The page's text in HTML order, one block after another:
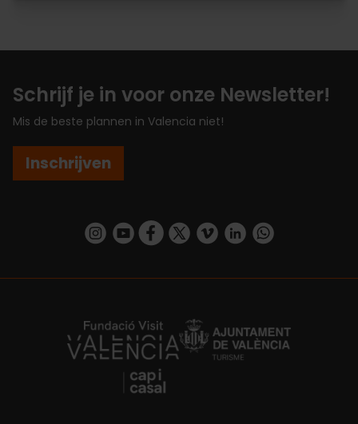
Schrijf je in voor onze Newsletter!
Mis de beste plannen in Valencia niet!
Inschrijven
https://www.instagram.com/visit_valencia/
https://www.youtube.com/user/
https://www.facebook.com/
https://twitter.com/
https://vimeo.com/
https://www.linkedin.com/company/turismo-valencia/https://api.whatsapp.com/send/
https://fundacion.visitvalencia.com/